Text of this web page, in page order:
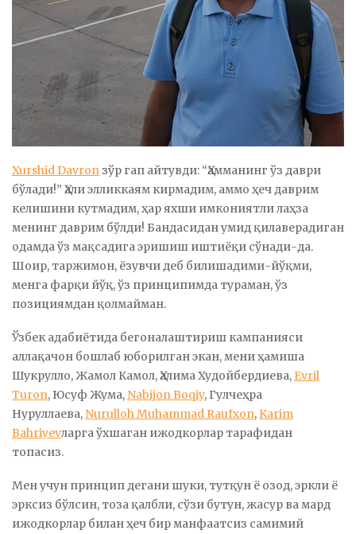
Xurshid Davron зўр гап айтувди: “Ҳамманинг ўз даври
бўлади!” Ҳали элликкаям кирмадим, аммо ҳеч даврим
келишини кутмадим, ҳар яхши имкониятли лаҳза
менинг даврим бўлди! Бандасидан умид қилаверадиган
одамда ўз мақсадига эришиш иштиёқи сўнади-да.
Шоир, таржимон, ёзувчи деб билишадими-йўқми,
менга фарқи йўқ, ўз принципимда тураман, ўз
позициямдан қолмайман.
Ўзбек адабиётида бегоналаштириш кампанияси
аллақачон бошлаб юборилган экан, мени ҳамиша
Шукрулло, Жамол Камол, Ҳалима Худойбердиева, Evril
Turon, Юсуф Жума, Nabijon Boqiy, Гулчеҳра
Нуруллаева, Nurulloh Muhammad Raufxon, Karim
Bahriyevларга ўхшаган ижодкорлар тарафидан
топасиз.
Мен учун принцип дегани шуки, тутқун ё озод, эркли ё
эрксиз бўлсин, тоза қалбли, сўзи бутун, жасур ва мард
ижодкорлар билан ҳеч бир манфаатсиз самимий